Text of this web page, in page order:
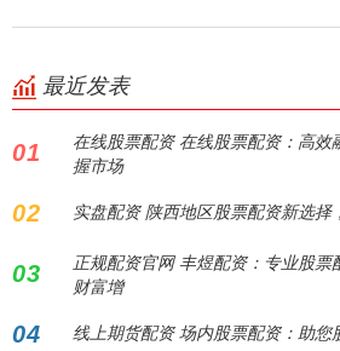
最近发表
01
在线股票配资 在线股票配资：高
握市场
02 实盘配资 陕西地区股票配资新选
03
正规配资官网 丰煜配资：专业股
财富增
04 线上期货配资 场内股票配资：助您